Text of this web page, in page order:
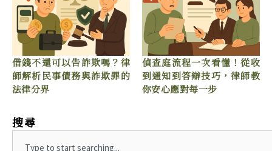
借錢不還可以告詐欺嗎？律
師解析民事債務與詐欺罪的
法律分界
偵查庭流程一次看懂！從收
到通知到答辯技巧，律師教
你安心應對每一步
搜尋